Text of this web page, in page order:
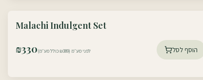
Malachi Indulgent Set
₪330 לפני מע״מ (₪389 כולל מע״מ) הוסף לסל